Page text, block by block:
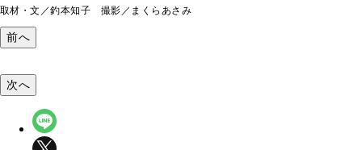
取材・文／釣本知子 撮影／まくらあさみ
前へ
次へ